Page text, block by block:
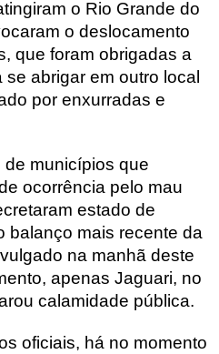
o Rio Grande do
o deslocamento
que foram obrigadas a
abrigar em outro local
por enxurradas e
municípios que
ocorrência pelo mau
estado de
balanço mais recente da
na manhã deste
apenas Jaguari, no
calamidade pública.
oficiais, há no momento